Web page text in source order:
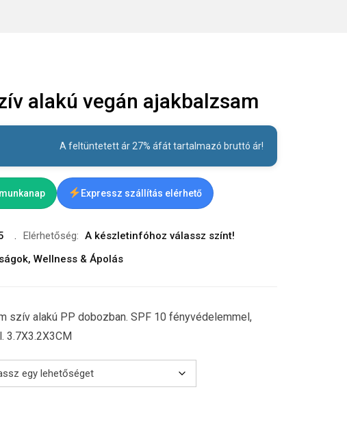
alakú vegán ajakbalzsam
A feltüntetett ár 27% áfát tartalmazó bruttó ár!
Expressz szállítás elérhető
Elérhetőség: A készletinfóhoz válassz színt!
, Wellness & Ápolás
szív alakú PP dobozban. SPF 10 fényvédelemmel,
3.7X3.2X3CM